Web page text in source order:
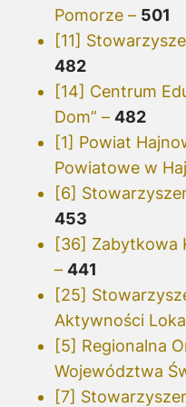
Pomorze – 501
[11]
482
[14] Centrum
Dom” – 482
[1] Powiat
Powiatowe w
[6]
453
[36] Zabytkowa
– 441
[25]
Aktywności
[5] Regionalna
Województwa
[7]